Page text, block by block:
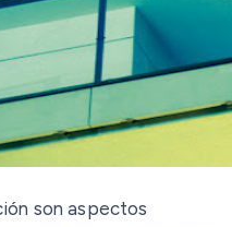
son aspectos